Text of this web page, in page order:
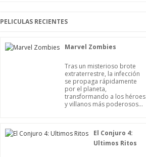
PELICULAS RECIENTES
Marvel Zombies
Tras un misterioso brote
extraterrestre, la infección
se propaga rápidamente
por el planeta,
transformando a los héroes
y villanos más poderosos...
El Conjuro 4:
Ultimos Ritos